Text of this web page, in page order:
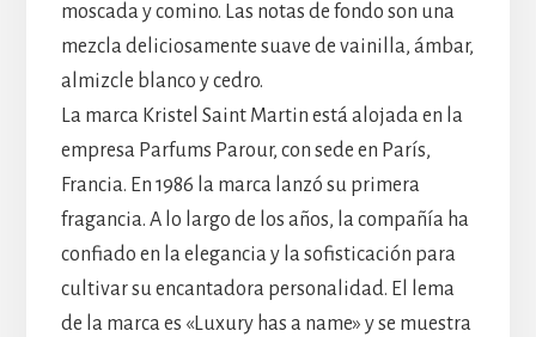
moscada y comino. Las notas de fondo son una
mezcla deliciosamente suave de vainilla, ámbar,
almizcle blanco y cedro.
La marca Kristel Saint Martin está alojada en la
empresa Parfums Parour, con sede en París,
Francia. En 1986 la marca lanzó su primera
fragancia. A lo largo de los años, la compañía ha
confiado en la elegancia y la sofisticación para
cultivar su encantadora personalidad. El lema
de la marca es «Luxury has a name» y se muestra